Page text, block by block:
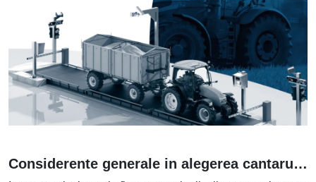
Considerente generale in alegerea cantarului auto